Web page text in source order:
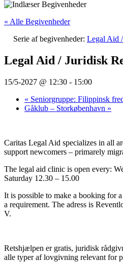
« Alle Begivenheder
Serie af begivenheder: Legal Aid
Legal Aid / Juridisk
15/5-2027 @ 12:30 - 15:00
« Seniorgruppe: Filippinsk
Gåklub – Storkøbenhavn »
Caritas Legal Aid specializes in all
support newcomers – primarely
The legal aid clinic is open every:
Saturday 12.30 – 15.00
It is possible to make a booking for
a requirement. The adress is
V.
Retshjælpen er gratis, juridisk
alle typer af lovgivning relevant for